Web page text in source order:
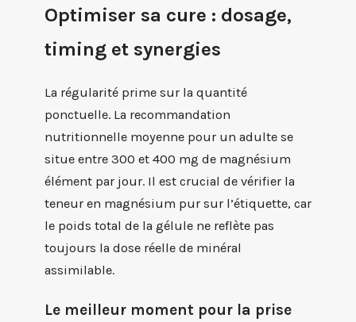
Optimiser sa cure : dosage,
timing et synergies
La régularité prime sur la quantité
ponctuelle. La recommandation
nutritionnelle moyenne pour un adulte se
situe entre 300 et 400 mg de magnésium
élément par jour. Il est crucial de vérifier la
teneur en magnésium pur sur l’étiquette, car
le poids total de la gélule ne reflète pas
toujours la dose réelle de minéral
assimilable.
Le meilleur moment pour la prise